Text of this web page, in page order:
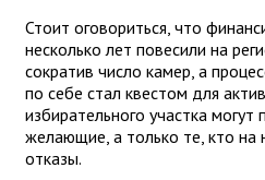
Стоит оговориться, что
несколько лет повесили на
сократив число камер, а
по себе стал квестом для
избирательного участка могут
желающие, а только те, кто на
отказы.